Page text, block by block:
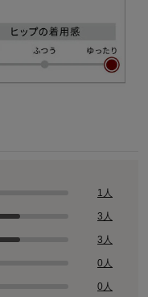
1人
3人
3人
0人
0人